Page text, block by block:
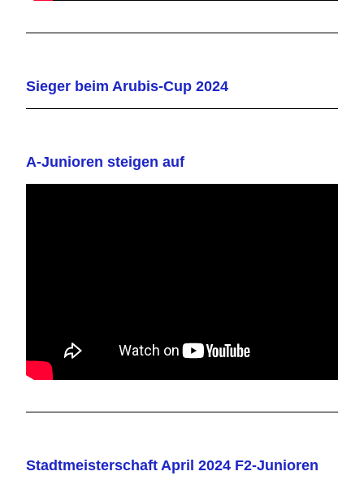
Sieger beim Arubis-Cup 2024
A-Junioren steigen auf
Stadtmeisterschaft April 2024 F2-Junioren